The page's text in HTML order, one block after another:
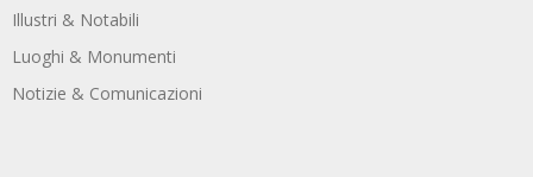
Illustri & Notabili
Luoghi & Monumenti
Notizie & Comunicazioni